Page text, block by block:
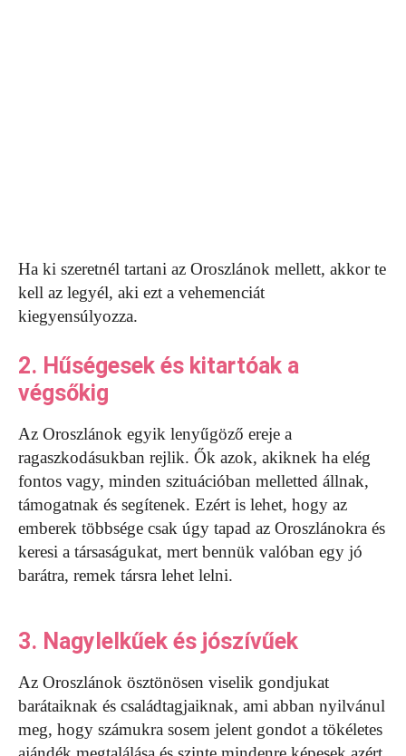
Ha ki szeretnél tartani az Oroszlánok mellett, akkor te
kell az legyél, aki ezt a vehemenciát
kiegyensúlyozza.
2. Hűségesek és kitartóak a
végsőkig
Az Oroszlánok egyik lenyűgöző ereje a
ragaszkodásukban rejlik. Ők azok, akiknek ha elég
fontos vagy, minden szituációban melletted állnak,
támogatnak és segítenek. Ezért is lehet, hogy az
emberek többsége csak úgy tapad az Oroszlánokra és
keresi a társaságukat, mert bennük valóban egy jó
barátra, remek társra lehet lelni.
3. Nagylelkűek és jószívűek
Az Oroszlánok ösztönösen viselik gondjukat
barátaiknak és családtagjaiknak, ami abban nyilvánul
meg, hogy számukra sosem jelent gondot a tökéletes